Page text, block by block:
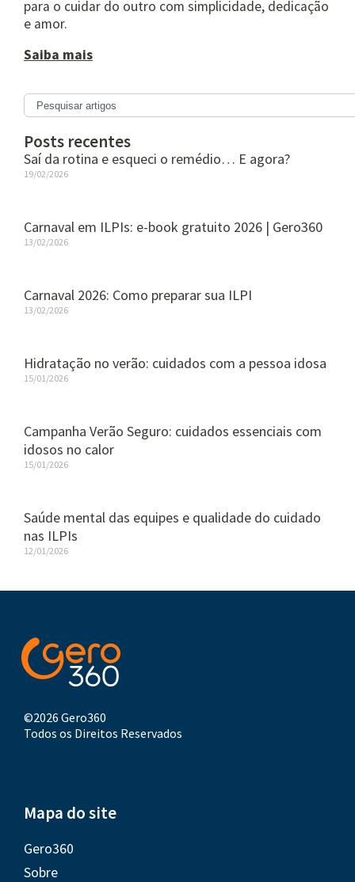
para o cuidar do outro com simplicidade, dedicação
e amor.
Saiba mais
Posts recentes
Saí da rotina e esqueci o remédio… E agora?
19/02/2026
Carnaval em ILPIs: e-book gratuito 2026 | Gero360
13/02/2026
Carnaval 2026: Como preparar sua ILPI
13/02/2026
Hidratação no verão: cuidados com a pessoa idosa
15/01/2026
Campanha Verão Seguro: cuidados essenciais com
idosos no calor
15/01/2026
Saúde mental das equipes e qualidade do cuidado
nas ILPIs
12/01/2026
©2026 Gero360
Todos os Direitos Reservados
Mapa do site
Gero360
Sobre